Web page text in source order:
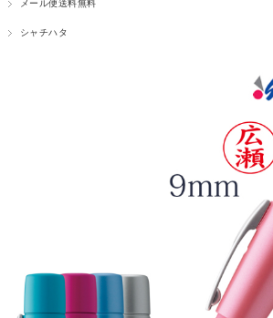
メール便送料無料
シャチハタ